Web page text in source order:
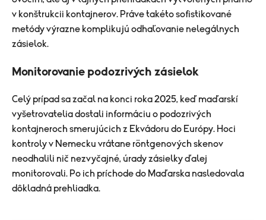
v konštrukcii kontajnerov. Práve takéto sofistikované
metódy výrazne komplikujú odhaľovanie nelegálnych
zásielok.
Monitorovanie podozrivých zásielok
Celý prípad sa začal na konci roka 2025, keď maďarskí
vyšetrovatelia dostali informáciu o podozrivých
kontajneroch smerujúcich z Ekvádoru do Európy. Hoci
kontroly v Nemecku vrátane röntgenových skenov
neodhalili nič nezvyčajné, úrady zásielky ďalej
monitorovali. Po ich príchode do Maďarska nasledovala
dôkladná prehliadka.